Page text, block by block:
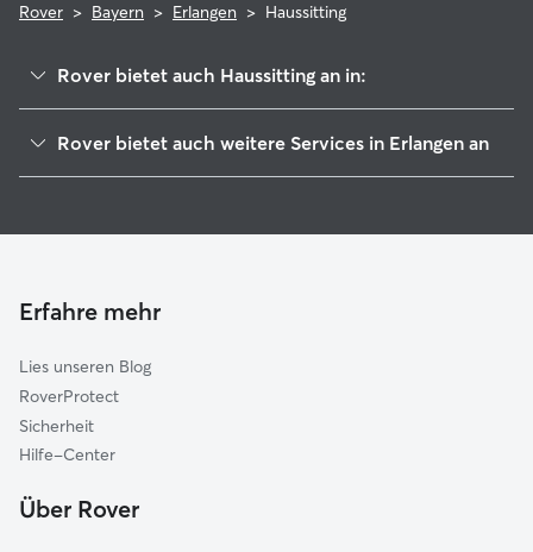
Rover > Bayern > Erlangen > Haussitting
Rover bietet auch Haussitting an in:
Langensendelbach
Heßdorf
Herzogenaurach
Effeltrich
Röttenbach (Erlangen-Höchstadt)
Hausen
Rover bietet auch weitere Services in Erlangen an
Gassi-Service in Erlangen
Erfahre mehr
Lies unseren Blog
RoverProtect
Sicherheit
Hilfe-Center
Über Rover